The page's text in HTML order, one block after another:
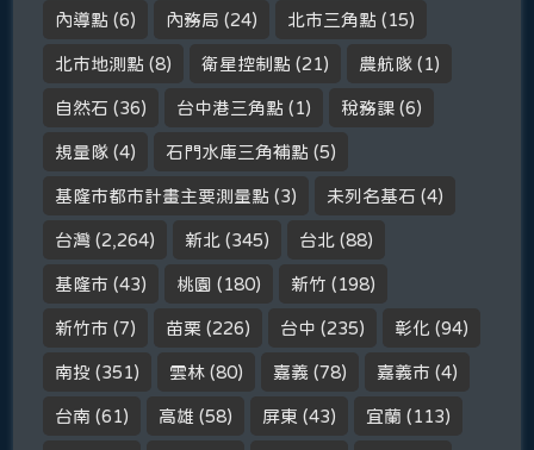
內導點 (6) 內務局 (24) 北市三角點 (15)
北市地測點 (8) 衛星控制點 (21) 農航隊 (1)
自然石 (36) 台中港三角點 (1) 稅務課 (6)
規量隊 (4) 石門水庫三角補點 (5)
基隆市都市計畫主要測量點 (3) 未列名基石 (4)
台灣 (2,264) 新北 (345) 台北 (88)
基隆市 (43) 桃園 (180) 新竹 (198)
新竹市 (7) 苗栗 (226) 台中 (235) 彰化 (94)
南投 (351) 雲林 (80) 嘉義 (78) 嘉義市 (4)
台南 (61) 高雄 (58) 屏東 (43) 宜蘭 (113)